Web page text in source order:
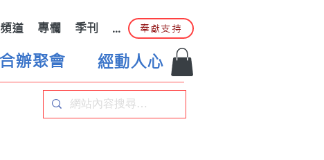
頻道 專欄 季刊 ... 奉獻支持
合辦聚會 經動人心